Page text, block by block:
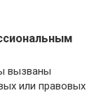
вызваны
или правовых